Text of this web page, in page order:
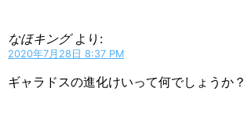
なほキング より:
2020年7月28日 8:37 PM
ギャラドスの進化けいって何でしょうか？